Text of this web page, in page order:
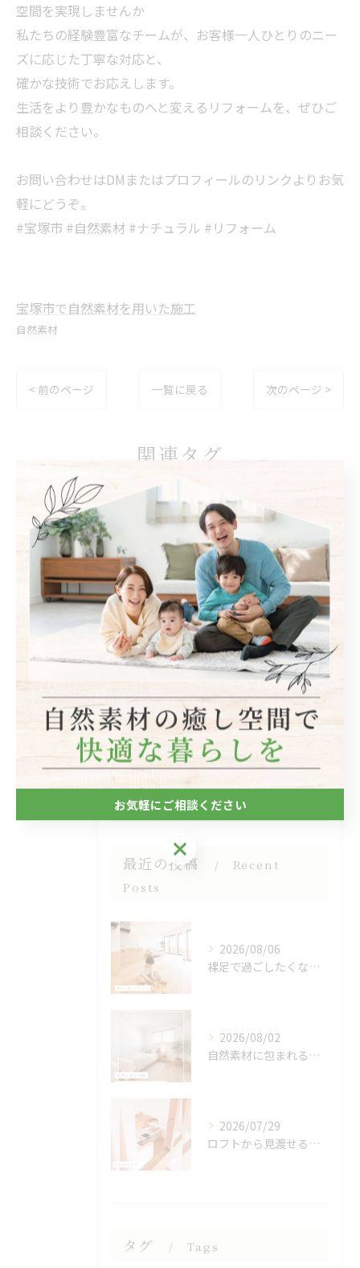
空間を実現しませんか
私たちの経験豊富なチームが、お客様一人ひとりのニー
ズに応じた丁寧な対応と、
確かな技術でお応えします。
生活をより豊かなものへと変えるリフォームを、ぜひご
相談ください。
お問い合わせはDMまたはプロフィールのリンクよりお気
軽にどうぞ。
#宝塚市 #自然素材 #ナチュラル #リフォーム
宝塚市で自然素材を用いた施工
自然素材
< 前のページ 一覧に戻る 次のページ >
関連タグ
#宝塚市 #リフォーム
カテゴリー Categories
全てのカテゴリー
自然素材
フローリング
断熱
キッチン
木造
最近の投稿
Recent
Posts
2026/08/06
裸足で過ごしたくなる、木のぬくもりを感じる床🌿
2026/08/02
自然素材に包まれる、心地よい寝室🌿
2026/07/29
ロフトから見渡せる、開放的なキッチン🌿
タグ Tags
お気軽にご相談ください
お気軽にご相談ください